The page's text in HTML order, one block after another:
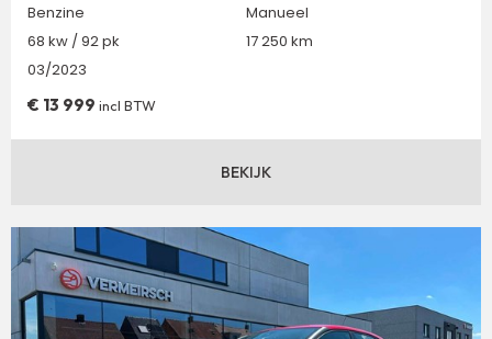
Benzine
Manueel
68 kw / 92 pk
17 250 km
03/2023
€ 13 999 incl BTW
BEKIJK